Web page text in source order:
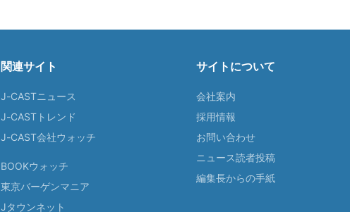
関連サイト
J-CASTニュース
J-CASTトレンド
J-CAST会社ウォッチ
BOOKウォッチ
東京バーゲンマニア
Jタウンネット
サイトについて
会社案内
採用情報
お問い合わせ
ニュース読者投稿
編集長からの手紙